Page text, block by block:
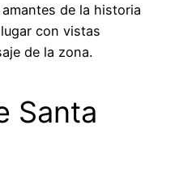
de la historia
con vistas
de la zona.
Santa